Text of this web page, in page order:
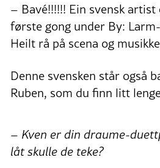
– Bavé!!!!!! Ein svensk
første gong under By:
Heilt rå på scena og
Denne svensken står også
Ruben, som du finn litt
– Kven er din draume-
låt skulle de teke?